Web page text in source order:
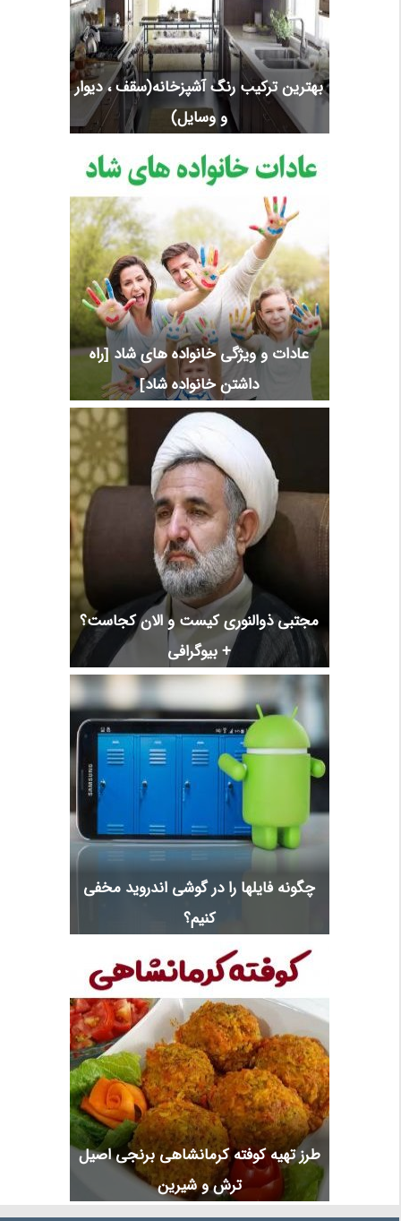
بهترین ترکیب رنگ آشپزخانه(سقف ، دیوار
و وسایل)
عادات و ویژگی خانواده های شاد [راه
داشتن خانواده شاد]
مجتبی ذوالنوری کیست و الان کجاست؟
+ بیوگرافی
چگونه فایلها را در گوشی اندروید مخفی
کنیم؟
طرز تهیه کوفته کرمانشاهی برنجی اصیل
ترش و شیرین